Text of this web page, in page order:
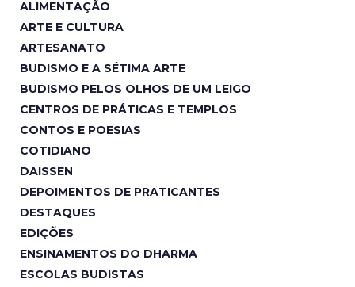
ALIMENTAÇÃO
ARTE E CULTURA
ARTESANATO
BUDISMO E A SÉTIMA ARTE
BUDISMO PELOS OLHOS DE UM LEIGO
CENTROS DE PRÁTICAS E TEMPLOS
CONTOS E POESIAS
COTIDIANO
DAISSEN
DEPOIMENTOS DE PRATICANTES
DESTAQUES
EDIÇÕES
ENSINAMENTOS DO DHARMA
ESCOLAS BUDISTAS